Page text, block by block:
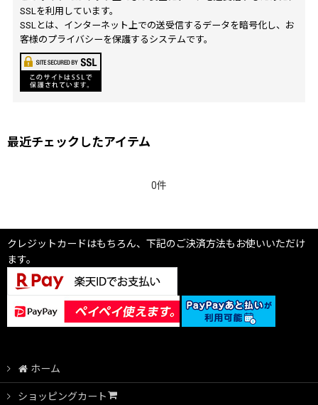
SSLを利用しています。
SSLとは、インターネット上での送受信するデータを暗号化し、お
客様のプライバシーを保護するシステムです。
最近チェックしたアイテム
0件
クレジットカードはもちろん、下記のご決済方法もお使いいただけ
ます。
ホーム
ショッピングカート